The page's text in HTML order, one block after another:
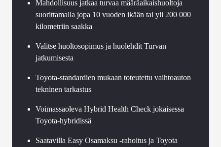
Mahdollisuus jatkaa turvaa määräaikaishuoltoja
suorittamalla jopa 10 vuoden ikään tai yli 200 000
kilometriin saakka
Valitse huoltosopimus ja huolehdit Turvan
jatkumisesta
Toyota-standardien mukaan toteutettu vaihtoauton
tekninen tarkastus
Voimassaoleva Hybrid Health Check jokaisessa
Toyota-hybridissä
Saatavilla Easy Osamaksu -rahoitus ja Toyota